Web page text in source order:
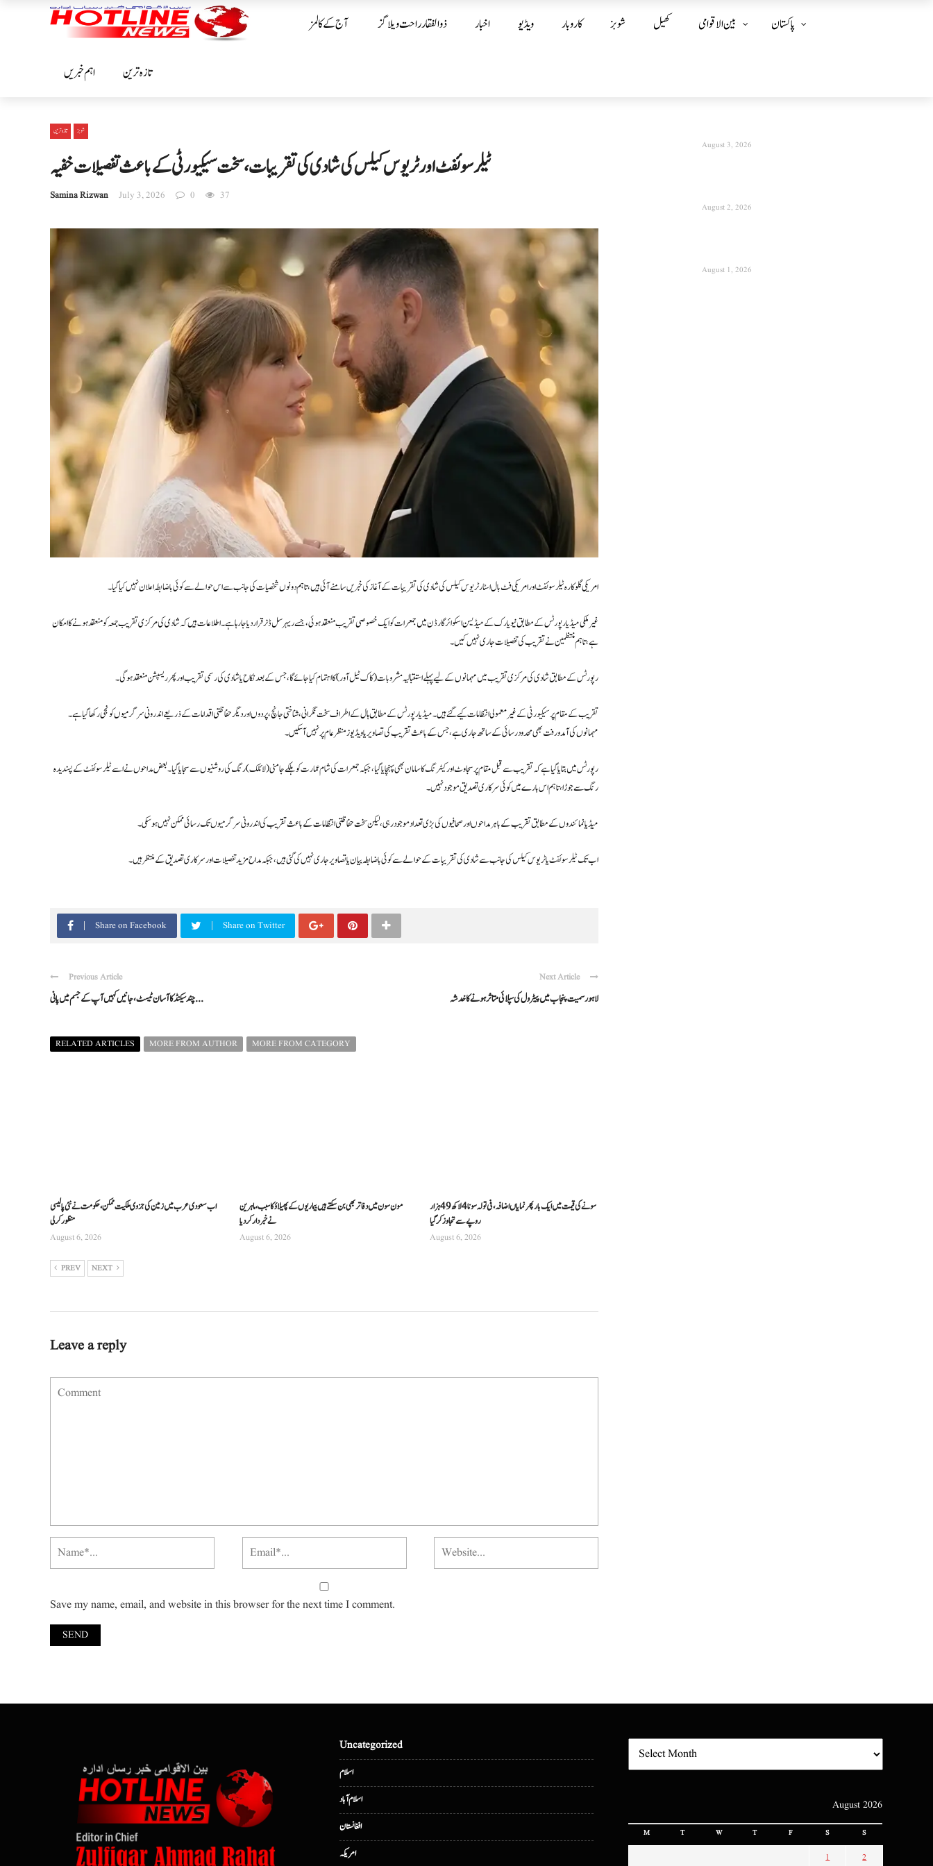
آج کے کالمز ذوالفقار راحت ویلاگز اخبار ویڈیو کاروبار شوبز کھیل بین الا قوامی پاکستان
اہم خبریں تازہ ترین
تازہ ترین شوبز
ٹیلر سوئفٹ اور ٹریوس کیلس کی شادی کی تقریبات، سخت سیکیورٹی کے باعث تفصیلات خفیہ
Samina Rizwan July 3, 2026 0 37
امریکی گلوکارہ ٹیلر سوئفٹ اور امریکی فٹ بال اسٹار ٹریوس کیلس کی شادی کی تقریبات کے آغاز کی خبریں سامنے آئی ہیں، تاہم دونوں شخصیات کی جانب سے اس حوالے سے کوئی باضابطہ اعلان نہیں کیا گیا۔
غیر ملکی میڈیا رپورٹس کے مطابق نیویارک کے میڈیسن اسکوائر گارڈن میں جمعرات کو ایک خصوصی تقریب منعقد ہوئی، جسے ریہرسل ڈنر قرار دیا جا رہا ہے۔ اطلاعات ہیں کہ شادی کی مرکزی تقریب جمعہ کو منعقد ہونے کا امکان
ہے، تاہم منتظمین نے تقریب کی تفصیلات جاری نہیں کیں۔
رپورٹس کے مطابق شادی کی مرکزی تقریب میں مہمانوں کے لیے پہلے استقبالیہ مشروبات (کاک ٹیل آور) کا اہتمام کیا جائے گا، جس کے بعد نکاح یا شادی کی رسمی تقریب اور پھر ریسپشن منعقد ہوگی۔
تقریب کے مقام پر سیکیورٹی کے غیر معمولی انتظامات کیے گئے ہیں۔ میڈیا رپورٹس کے مطابق ہال کے اطراف سخت نگرانی، شناختی جانچ، پردوں اور دیگر حفاظتی اقدامات کے ذریعے اندرونی سرگرمیوں کو نجی رکھا گیا ہے۔
مہمانوں کی آمدورفت بھی محدود رسائی کے ساتھ جاری ہے، جس کے باعث تقریب کی تصاویر یا ویڈیوز منظرعام پر نہیں آ سکیں۔
رپورٹس میں بتایا گیا ہے کہ تقریب سے قبل مقام پر سجاوٹ اور کیٹرنگ کا سامان بھی پہنچایا گیا، جبکہ جمعرات کی شام عمارت کو ہلکے جامنی (لائلک) رنگ کی روشنیوں سے سجایا گیا۔ بعض مداحوں نے اسے ٹیلر سوئفٹ کے پسندیدہ
رنگ سے جوڑا، تاہم اس بارے میں کوئی سرکاری تصدیق موجود نہیں۔
میڈیا نمائندوں کے مطابق تقریب کے باہر مداحوں اور صحافیوں کی بڑی تعداد موجود رہی، لیکن سخت حفاظتی انتظامات کے باعث تقریب کی اندرونی سرگرمیوں تک رسائی ممکن نہیں ہو سکی۔
اب تک ٹیلر سوئفٹ یا ٹریوس کیلس کی جانب سے شادی کی تقریبات کے حوالے سے کوئی باضابطہ بیان یا تصاویر جاری نہیں کی گئی ہیں، جبکہ مداح مزید تفصیلات اور سرکاری تصدیق کے منتظر ہیں۔
Share on Facebook Share on Twitter
Previous Article
چند سیکنڈ کا آسان ٹیسٹ، جانیں کہیں آپ کے جسم میں پانی ...
Next Article
لاہور سمیت پنجاب میں پیٹرول کی سپلائی متاثر ہونے کا خدشہ
RELATED ARTICLES MORE FROM AUTHOR MORE FROM CATEGORY
اب سعودی عرب میں زمین کی جزوی ملکیت ممکن، حکومت نے نئی پالیسی
منظور کرلی
August 6, 2026
مون سون میں دفاتر بھی بن سکتے ہیں بیماریوں کے پھیلاؤ کا سبب، ماہرین
نے خبردار کر دیا
August 6, 2026
سونے کی قیمت میں ایک بار پھر نمایاں اضافہ، فی تولہ سونا 4 لاکھ 49 ہزار
روپے سے تجاوز کرگیا
August 6, 2026
PREV NEXT
Leave a reply
Save my name, email, and website in this browser for the next time I comment.
August 3, 2026
August 2, 2026
August 1, 2026
Uncategorized
اسلام
اسلام آباد
افغانستان
امریکہ
August 2026
M T W T F S S
1 2